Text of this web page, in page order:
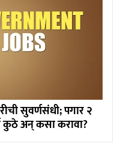
सुवर्णसंधी; पगार २
कुठे अन् कसा करावा?